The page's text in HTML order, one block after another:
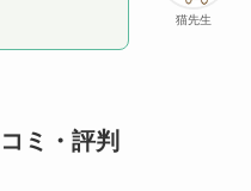
猫先生
ミ・評判